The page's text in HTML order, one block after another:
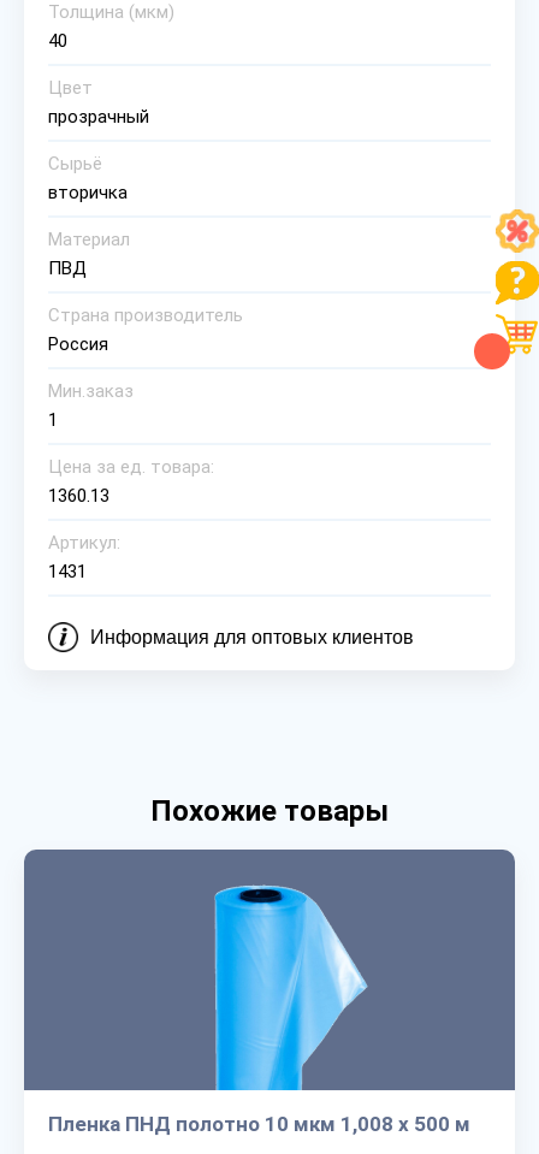
Толщина (мкм)
40
Цвет
прозрачный
Сырьё
вторичка
Материал
ПВД
Страна производитель
Россия
Мин.заказ
1
Цена за ед. товара:
1360.13
Артикул:
1431
Информация для оптовых клиентов
Похожие товары
Пленка ПНД полотно 10 мкм 1,008 х 500 м